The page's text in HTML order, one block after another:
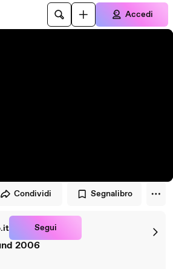
Accedi
Condividi Segnalibro
Segui
2006